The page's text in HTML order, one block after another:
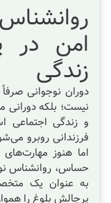
امن در
زندگی
دوران نوجوانی
نیست؛ بلکه دورانی
و زندگی اجتماعی
فرزندانی روبرو
اما هنوز
حساس، روانشناس
به عنوان یک
پرچالش بلوغ را